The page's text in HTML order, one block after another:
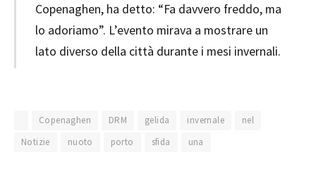
Copenaghen, ha detto: “Fa davvero freddo, ma
lo adoriamo”. L’evento mirava a mostrare un
lato diverso della città durante i mesi invernali.
Copenaghen DRM gelida invernale
nel
Notizie
nuoto porto sfida una